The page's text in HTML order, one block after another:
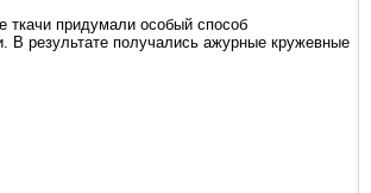
ткачи придумали особый способ
В результате получались ажурные кружевные